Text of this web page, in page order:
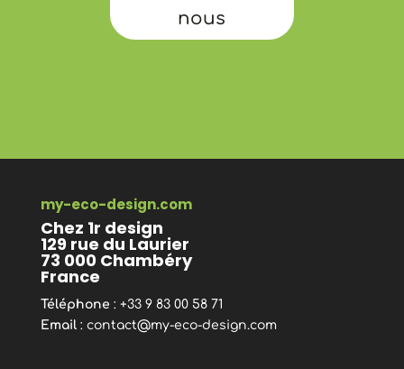
nous
my-eco-design.com
Chez 1r design
129 rue du Laurier
73 000 Chambéry
France
Téléphone : +33 9 83 00 58 71
Email: contact@my-eco-design.com